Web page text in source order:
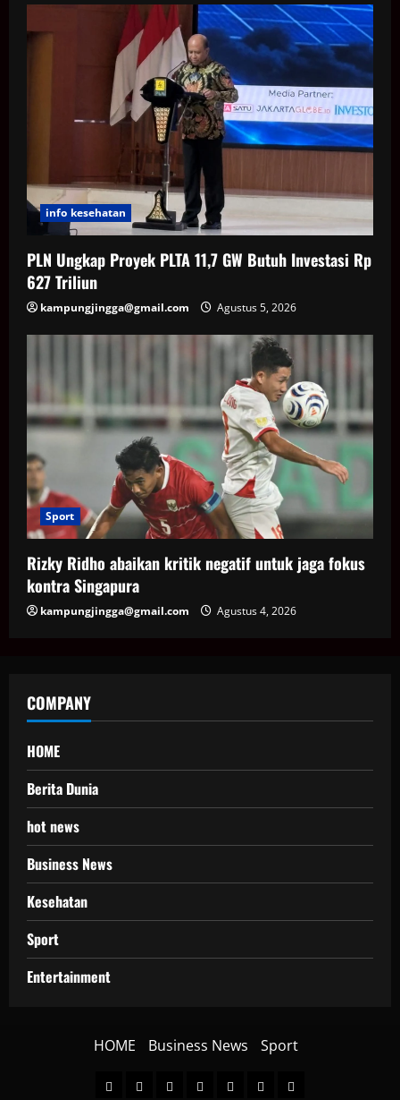
info kesehatan
PLN Ungkap Proyek PLTA 11,7 GW Butuh Investasi Rp
627 Triliun
kampungjingga@gmail.com Agustus 5, 2026
Sport
Rizky Ridho abaikan kritik negatif untuk jaga fokus
kontra Singapura
kampungjingga@gmail.com Agustus 4, 2026
COMPANY
HOME
Berita Dunia
hot news
Business News
Kesehatan
Sport
Entertainment
HOME Business News Sport
HOMEBeritahot BusinessKesehatan
SportEntertainment